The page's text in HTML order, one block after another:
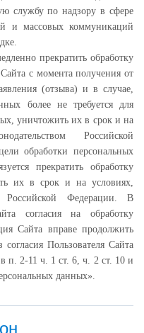
службу по надзору в сфере
и массовых коммуникаций
прекратить обработку
с момента получения от
(отзыва) и в случае,
более не требуется для
уничтожить их в срок и на
Российской
обработки персональных
прекратить обработку
их в срок и на условиях,
Российской Федерации. В
согласия на обработку
Сайта вправе продолжить
Пользователя Сайта
п. 2-11 ч. 1 ст. 6, ч. 2 ст. 10 и
данных».